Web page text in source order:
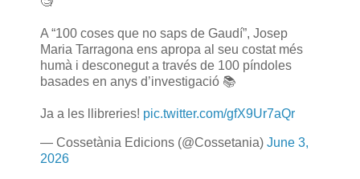
A “100 coses que no saps de Gaudí”, Josep
Maria Tarragona ens apropa al seu costat més
humà i desconegut a través de 100 píndoles
basades en anys d’investigació 📚
Ja a les llibreries! pic.twitter.com/gfX9Ur7aQr
— Cossetània Edicions (@Cossetania) June 3,
2026